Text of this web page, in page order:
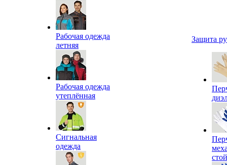
Рабочая одежда
летняя
Рабочая одежда
утеплённая
Сигнальная
одежда
Защита